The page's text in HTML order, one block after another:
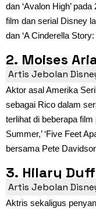
dan ‘Avalon High’
film dan serial Disney
dan ‘A Cinderella
2. Moises
Artis Jebolan
Aktor asal Amerika
sebagai Rico dalam
terlihat di beberapa film
Summer,’ ‘Five Feet
bersama Pete
3. Hilary Duff
Artis Jebolan
Aktris sekaligus